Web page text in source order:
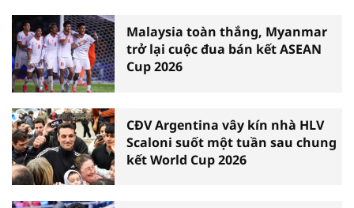
Malaysia toàn thắng, Myanmar
trở lại cuộc đua bán kết ASEAN
Cup 2026
CĐV Argentina vây kín nhà HLV
Scaloni suốt một tuần sau chung
kết World Cup 2026